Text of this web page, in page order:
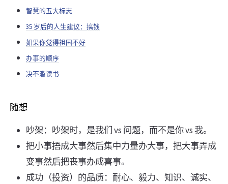
智慧的五大标志
35 岁后的人生建议：搞钱
如果你觉得祖国不好
办事的顺序
决不滥读书
随想
吵架：吵架时，是我们 vs 问题，而不是你 vs 我。
把小事捂成大事然后集中力量办大事，把大事弄成
变事然后把丧事办成喜事。
成功（投资）的品质：耐心、毅力、知识、诚实、